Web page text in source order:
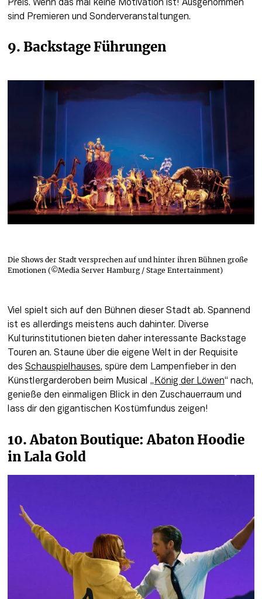
Preis. Wenn das mal keine Motivation ist! Ausgenommen
sind Premieren und Sonderveranstaltungen.
9. Backstage Führungen
Die Shows der Stadt versprechen auf und hinter ihren Bühnen große
Emotionen (©Media Server Hamburg / Stage Entertainment)
Viel spielt sich auf den Bühnen dieser Stadt ab. Spannend
ist es allerdings meistens auch dahinter. Diverse
Kulturinstitutionen bieten daher interessante Backstage
Touren an. Staune über die eigene Welt in der Requisite
des Schauspielhauses, spüre dem Lampenfieber in den
Künstlergarderoben beim Musical „ König der Löwen“ nach,
genieße den einmaligen Blick in den Zuschauerraum und
lass dir den gigantischen Kostümfundus zeigen!
10. Abaton Boutique: Abaton Hoodie
in Lala Gold